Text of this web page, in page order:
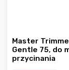
Master
Gentle 75, do
przycinania